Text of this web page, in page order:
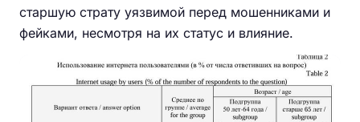
старшую страту уязвимой перед мошенниками и
фейками, несмотря на их статус и влияние.